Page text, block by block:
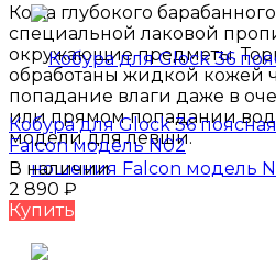
Кожа глубокого
специальной лаковой
окружающие предметы.
обработаны жидкой кожей
попадание влаги даже в
или прямом попадании
модели для левши.
Кобура для Glock 36
Falcon модель N02
В наличии
2 890 ₽
Купить